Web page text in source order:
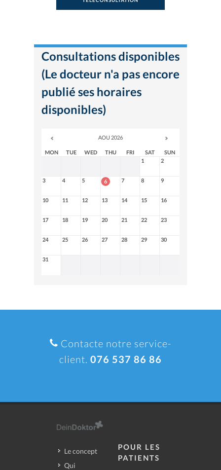
Consultations disponibles
(Le docteur n'a pas encore
publié ses horaires
disponibles)
AOU 2026
MON TUE WED THU FRI SAT
SUN
1
2
3 4 5 6 7 8 9
10 11 12 13 14 15 16
17 18 19 20 21 22 23
24 25 26 27 28 29 30
31
Contacte notre service-
client. 076 537 86 86
Le concept
Qui
POUR LES
PATIENTS